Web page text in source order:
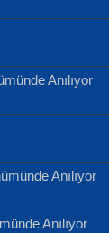
Eyüp...
Anılıyor
Anılıyor
Anılıyor